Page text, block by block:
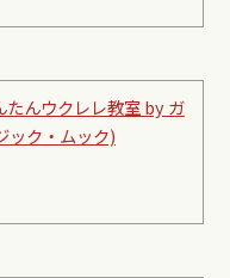
たんウクレレ教室 by ガ
ック・ムック)